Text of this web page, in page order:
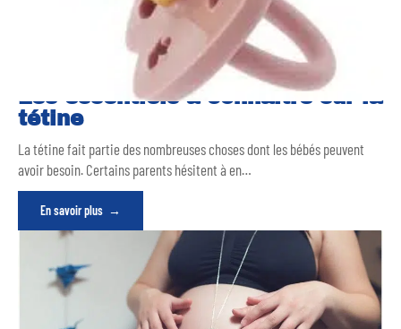
Les essentiels à connaître sur la
tétine
La tétine fait partie des nombreuses choses dont les bébés peuvent
avoir besoin. Certains parents hésitent à en…
En savoir plus